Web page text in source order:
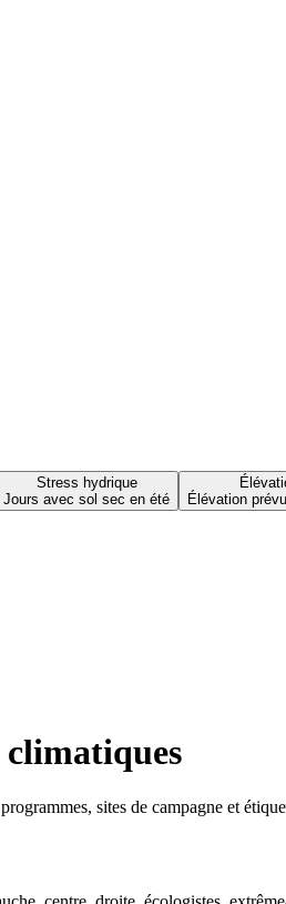
Stress hydrique
Jours avec sol sec en été
Élévation
sites de campagne et